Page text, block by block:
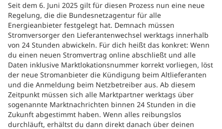
Seit dem 6. Juni 2025 gilt für diesen Prozess nun eine neue
Regelung, die die Bundesnetzagentur für alle
Energieanbieter festgelegt hat. Demnach müssen
Stromversorger den Lieferantenwechsel werktags innerhalb
von 24 Stunden abwickeln. Für dich heißt das konkret: Wenn
du einen neuen Stromvertrag online abschließt und alle
Daten inklusive Marktlokationsnummer korrekt vorliegen, löst
der neue Stromanbieter die Kündigung beim Altlieferanten
und die Anmeldung beim Netzbetreiber aus. Ab diesem
Zeitpunkt müssen sich alle Marktpartner werktags über
sogenannte Marktnachrichten binnen 24 Stunden in die
Zukunft abgestimmt haben. Wenn alles reibungslos
durchläuft, erhältst du dann direkt danach über deinen